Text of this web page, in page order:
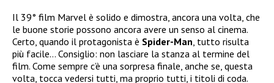
Il 39° film Marvel è solido e dimostra, ancora una volta, che
le buone storie possono ancora avere un senso al cinema.
Certo, quando il protagonista è Spider-Man, tutto risulta
più facile… Consiglio: non lasciare la stanza al termine del
film. Come sempre c’è una sorpresa finale, anche se, questa
volta, tocca vedersi tutti, ma proprio tutti, i titoli di coda.